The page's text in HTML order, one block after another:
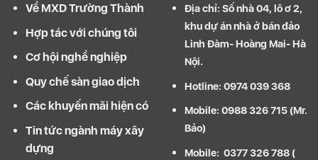
Về MXD Trường Thành
Hợp tác với chúng tôi
Cơ hội nghề nghiệp
Quy chế sàn giao dịch
Các khuyến mãi hiện có
Tin tức ngành máy xây
dựng
Địa chỉ: Số nhà 04, lô ơ 2,
khu dự án nhà ở bán đảo
Linh Đàm- Hoàng Mai- Hà
Nội.
Hotline: 0974 039 368
Mobile: 0988 326 715 (Mr.
Bảo)
Mobile: 0377 326 788 (